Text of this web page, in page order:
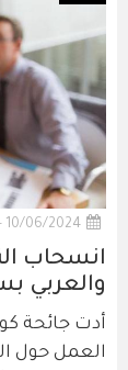
10/06/2024 - 10:51
انسحاب
والعربي
العمل حول